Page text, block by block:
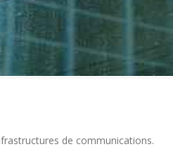
de communications.